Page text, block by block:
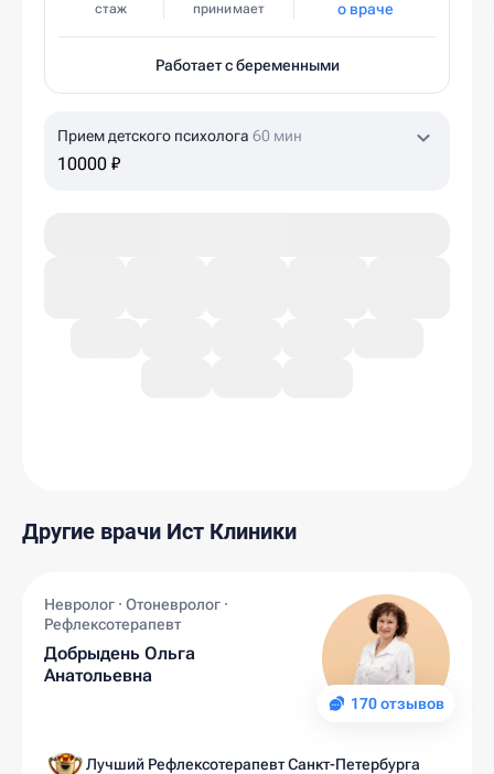
стаж принимает
о враче
Работает с беременными
Прием детского психолога 60 мин
10000 ₽
Другие врачи Ист Клиники
170 отзывов
Невролог · Отоневролог ·
Рефлексотерапевт
Добрыдень Ольга
Анатольевна
Лучший Рефлексотерапевт Санкт-Петербурга